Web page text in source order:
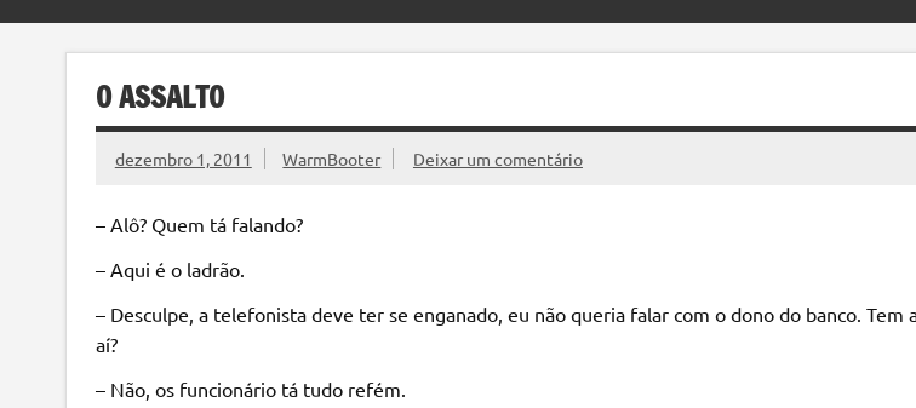
O ASSALTO
dezembro 1, 2011 WarmBooter Deixar um comentário
– Alô? Quem tá falando?
– Aqui é o ladrão.
– Desculpe, a telefonista deve ter se enganado, eu não queria falar com o dono do banco. Tem
aí?
– Não, os funcionário tá tudo refém.